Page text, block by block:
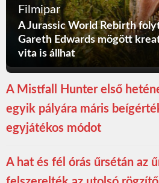
Filmipar
A Jurassic World Rebirth
Gareth Edwards mögött
vita is állhat
A Mistfall Hunter első
egyik pályára máris
egyjátékos módot
A hat és fél órás űrsétán az